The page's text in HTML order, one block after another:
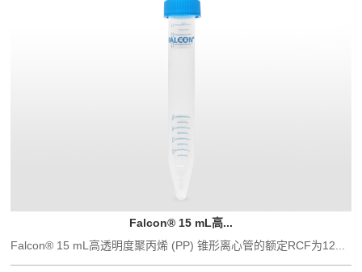
Falcon® 15 mL高...
Falcon® 15 mL高透明度聚丙烯 (PP) 锥形离心管的额定RCF为12...